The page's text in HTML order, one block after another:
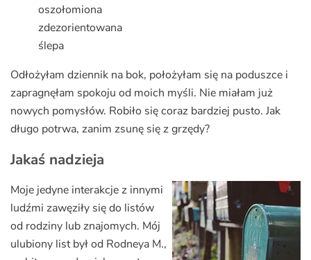
oszołomiona
zdezorientowana
ślepa
Odłożyłam dziennik na bok, położyłam się na poduszce i
zapragnęłam spokoju od moich myśli. Nie miałam już
nowych pomysłów. Robiło się coraz bardziej pusto. Jak
długo potrwa, zanim zsunę się z grzędy?
Jakaś nadzieja
Moje jedyne interakcje z innymi
ludźmi zawęziły się do listów
od rodziny lub znajomych. Mój
ulubiony list był od Rodneya M.,